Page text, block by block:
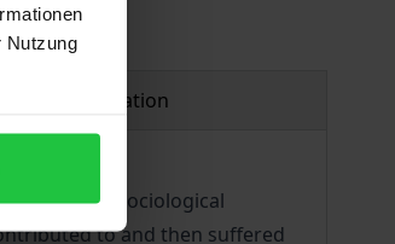
Nutzung
safety information
From a sociological
to and then suffered